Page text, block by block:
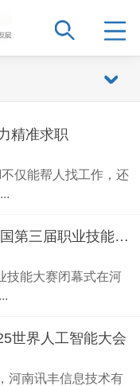
精准求职
仅能帮人找工作，还
讯丰支持多个赛项-中华人民共和国第三届职业技能大赛荣耀收
技能大赛闭幕式在河
世界人工智能大会
河南讯丰信息技术有